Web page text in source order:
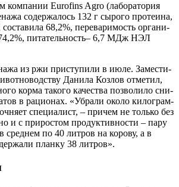
ком­па­нии Eurofins Agro (лабо­ра­то­рия
содер­жа­лось 132 г сыро­го про­те­и­на,
68,2%, пере­ва­ри­мость орга­ни­
пита­тель­ность– 6,7 МДж НЭЛ
из ржи при­сту­пи­ли в июле. Заме­сти­
Дани­ла Коз­лов отме­тил,
кор­ма тако­го каче­ства поз­во­ли­ло сни­
в раци­о­нах. «Убра­ли око­ло кило­грам­
спе­ци­а­лист, – при­чем не толь­ко без
и с при­ро­стом про­дук­тив­но­сти – пару
сред­нем по 40 лит­ров на коро­ву, а в
план­ку 38 литров».